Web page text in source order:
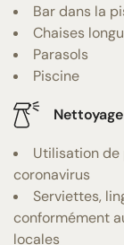
Bar dans la
Chaises
Parasols
Piscine
Utilisation
coronavirus
Serviettes,
conformément
locales